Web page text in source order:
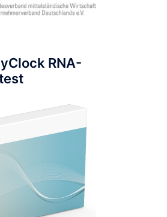
RNA-